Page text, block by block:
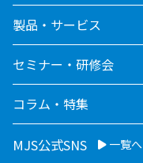
製品・サービス
セミナー・研修会
コラム・特集
MJS公式SNS 一覧へ